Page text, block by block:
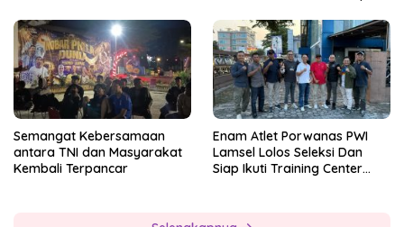
Pol.Rudi Setiawan
Semangat Kebersamaan
antara TNI dan Masyarakat
Kembali Terpancar
Enam Atlet Porwanas PWI
Lamsel Lolos Seleksi Dan
Siap Ikuti Training Center